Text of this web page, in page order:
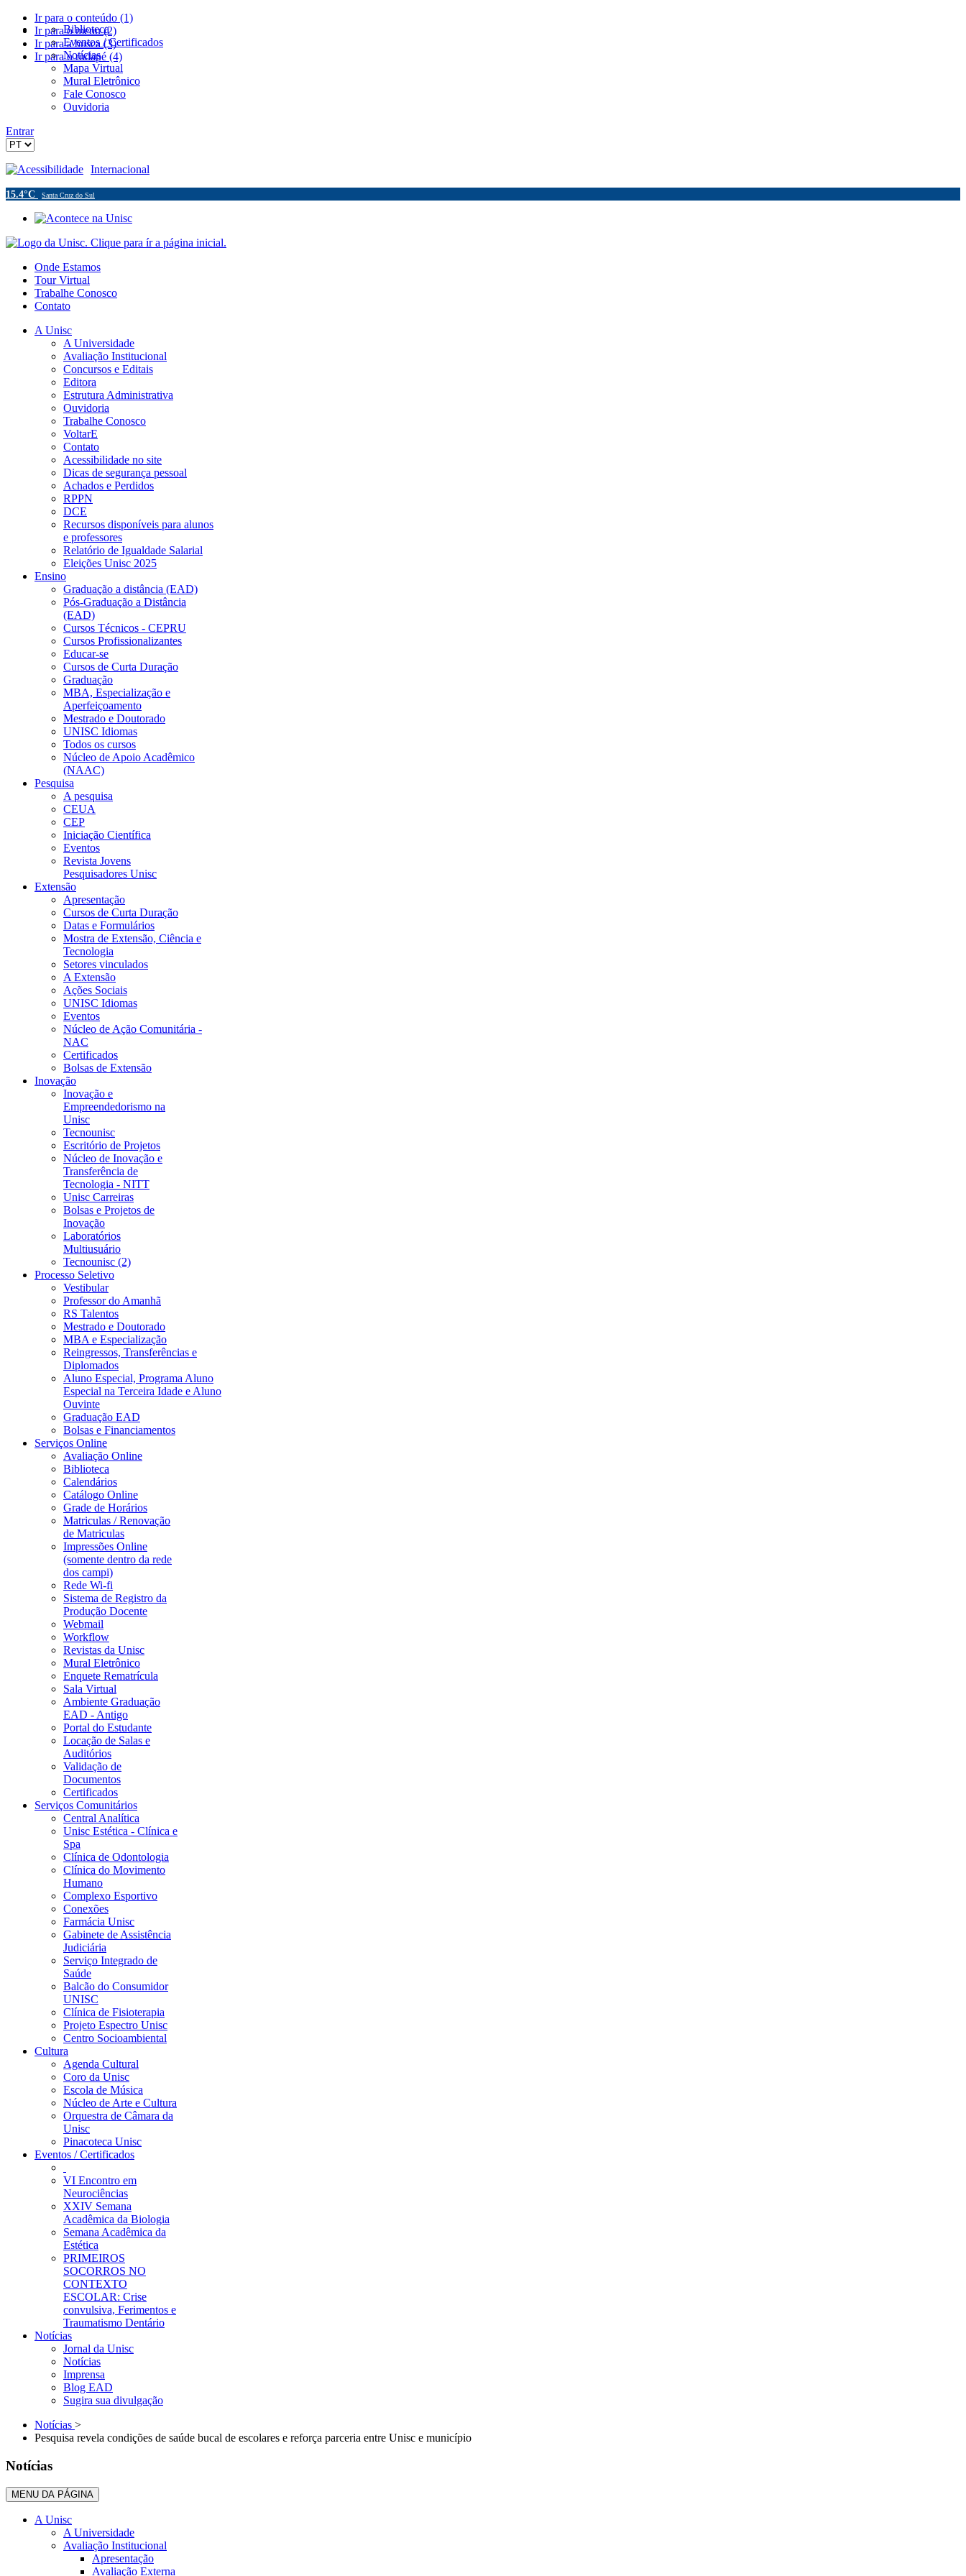
Ir para o conteúdo (1)
Ir para o menu (2)
Ir para a busca (3)
Ir para o rodapé (4)
Biblioteca
Eventos / Certificados
Notícias
Mapa Virtual
Mural Eletrônico
Fale Conosco
Ouvidoria
Entrar
Acessibilidade Internacional
15.4°C Santa Cruz do Sul
Onde Estamos
Tour Virtual
Trabalhe Conosco
Contato
A Unisc
A Universidade
Avaliação Institucional
Concursos e Editais
Editora
Estrutura Administrativa
Ouvidoria
Trabalhe Conosco
VoltarE
Contato
Acessibilidade no site
Dicas de segurança pessoal
Achados e Perdidos
RPPN
DCE
Recursos disponíveis para alunos
e professores
Relatório de Igualdade Salarial
Eleições Unisc 2025
Ensino
Graduação a distância (EAD)
Pós-Graduação a Distância
(EAD)
Cursos Técnicos - CEPRU
Cursos Profissionalizantes
Educar-se
Cursos de Curta Duração
Graduação
MBA, Especialização e
Aperfeiçoamento
Mestrado e Doutorado
UNISC Idiomas
Todos os cursos
Núcleo de Apoio Acadêmico
(NAAC)
Pesquisa
A pesquisa
CEUA
CEP
Iniciação Científica
Eventos
Revista Jovens
Pesquisadores Unisc
Extensão
Apresentação
Cursos de Curta Duração
Datas e Formulários
Mostra de Extensão, Ciência e
Tecnologia
Setores vinculados
A Extensão
Ações Sociais
UNISC Idiomas
Eventos
Núcleo de Ação Comunitária -
NAC
Certificados
Bolsas de Extensão
Inovação
Inovação e
Empreendedorismo na
Unisc
Tecnounisc
Escritório de Projetos
Núcleo de Inovação e
Transferência de
Tecnologia - NITT
Unisc Carreiras
Bolsas e Projetos de
Inovação
Laboratórios
Multiusuário
Tecnounisc (2)
Processo Seletivo
Vestibular
Professor do Amanhã
RS Talentos
Mestrado e Doutorado
MBA e Especialização
Reingressos, Transferências e
Diplomados
Aluno Especial, Programa Aluno
Especial na Terceira Idade e Aluno
Ouvinte
Graduação EAD
Bolsas e Financiamentos
Serviços Online
Avaliação Online
Biblioteca
Calendários
Catálogo Online
Grade de Horários
Matriculas / Renovação
de Matriculas
Impressões Online
(somente dentro da rede
dos campi)
Rede Wi-fi
Sistema de Registro da
Produção Docente
Webmail
Workflow
Revistas da Unisc
Mural Eletrônico
Enquete Rematrícula
Sala Virtual
Ambiente Graduação
EAD - Antigo
Portal do Estudante
Locação de Salas e
Auditórios
Validação de
Documentos
Certificados
Serviços Comunitários
Central Analítica
Unisc Estética - Clínica e
Spa
Clínica de Odontologia
Clínica do Movimento
Humano
Complexo Esportivo
Conexões
Farmácia Unisc
Gabinete de Assistência
Judiciária
Serviço Integrado de
Saúde
Balcão do Consumidor
UNISC
Clínica de Fisioterapia
Projeto Espectro Unisc
Centro Socioambiental
Cultura
Agenda Cultural
Coro da Unisc
Escola de Música
Núcleo de Arte e Cultura
Orquestra de Câmara da
Unisc
Pinacoteca Unisc
Eventos / Certificados
VI Encontro em
Neurociências
XXIV Semana
Acadêmica da Biologia
Semana Acadêmica da
Estética
PRIMEIROS
SOCORROS NO
CONTEXTO
ESCOLAR: Crise
convulsiva, Ferimentos e
Traumatismo Dentário
Notícias
Jornal da Unisc
Notícias
Imprensa
Blog EAD
Sugira sua divulgação
Notícias >
Pesquisa revela condições de saúde bucal de escolares e reforça parceria entre Unisc e município
Notícias
MENU DA PÁGINA
A Unisc
A Universidade
Avaliação Institucional
Apresentação
Avaliação Externa